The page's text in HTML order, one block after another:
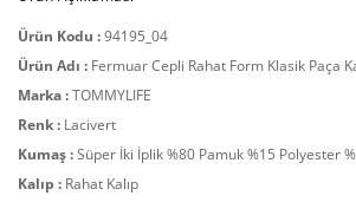
Ürün Kodu :94195_04
Ürün Adı : Fermuar Cepli Rahat Form Klasik Paça
Marka :TOMMYLIFE
Renk : Lacivert
Kumaş :Süper İki İplik %80 Pamuk %15 Polyester
Kalıp : Rahat Kalıp